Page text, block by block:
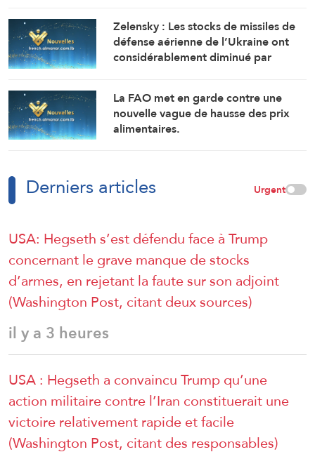
militaire contre l’Iran ( Washington
Post, citant des responsables)
Zelensky : Les stocks de missiles de
défense aérienne de l’Ukraine ont
considérablement diminué par
La FAO met en garde contre une
nouvelle vague de hausse des prix
alimentaires.
Derniers articles Urgent
USA: Hegseth s’est défendu face à Trump
concernant le grave manque de stocks
d’armes, en rejetant la faute sur son adjoint
(Washington Post, citant deux sources)
il y a 3 heures
USA : Hegseth a convaincu Trump qu’une
action militaire contre l’Iran constituerait une
victoire relativement rapide et facile
(Washington Post, citant des responsables)